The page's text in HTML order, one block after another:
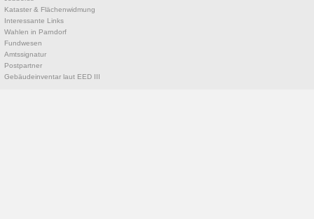
Kataster & Flächenwidmung
Interessante Links
Wahlen in Parndorf
Fundwesen
Amtssignatur
Postpartner
Gebäudeinventar laut EED III